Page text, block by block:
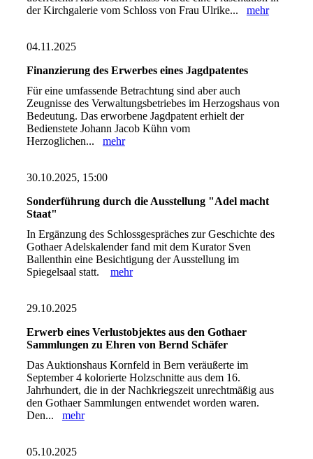
der Kirchgalerie vom Schloss von Frau Ulrike... mehr
04.11.2025
Finanzierung des Erwerbes eines Jagdpatentes
Für eine umfassende Betrachtung sind aber auch
Zeugnisse des Verwaltungsbetriebes im Herzogshaus von
Bedeutung. Das erworbene Jagdpatent erhielt der
Bedienstete Johann Jacob Kühn vom
Herzoglichen... mehr
30.10.2025, 15:00
Sonderführung durch die Ausstellung "Adel macht
Staat"
In Ergänzung des Schlossgespräches zur Geschichte des
Gothaer Adelskalender fand mit dem Kurator Sven
Ballenthin eine Besichtigung der Ausstellung im
Spiegelsaal statt. mehr
29.10.2025
Erwerb eines Verlustobjektes aus den Gothaer
Sammlungen zu Ehren von Bernd Schäfer
Das Auktionshaus Kornfeld in Bern veräußerte im
September 4 kolorierte Holzschnitte aus dem 16.
Jahrhundert, die in der Nachkriegszeit unrechtmäßig aus
den Gothaer Sammlungen entwendet worden waren.
Den... mehr
05.10.2025